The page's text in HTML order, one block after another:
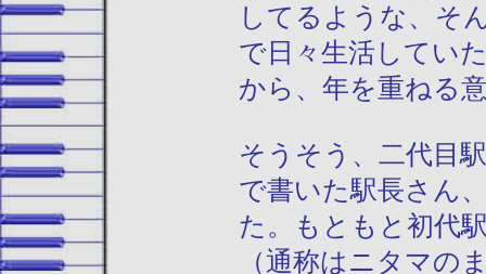
してるような、そ
で日々生活してい
から、年を重ねる
そうそう、二代目
で書いた駅長さん
た。もともと初代
（通称はニタマの